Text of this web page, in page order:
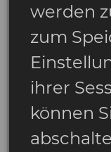
werden
zum
ihrer
können